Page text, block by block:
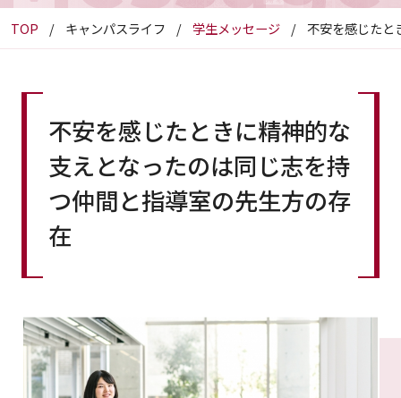
TOP キャンパスライフ 学生メッセージ 不安を感じたと
不安を感じたときに精神的な
支えとなったのは同じ志を持
つ仲間と指導室の先生方の存
在